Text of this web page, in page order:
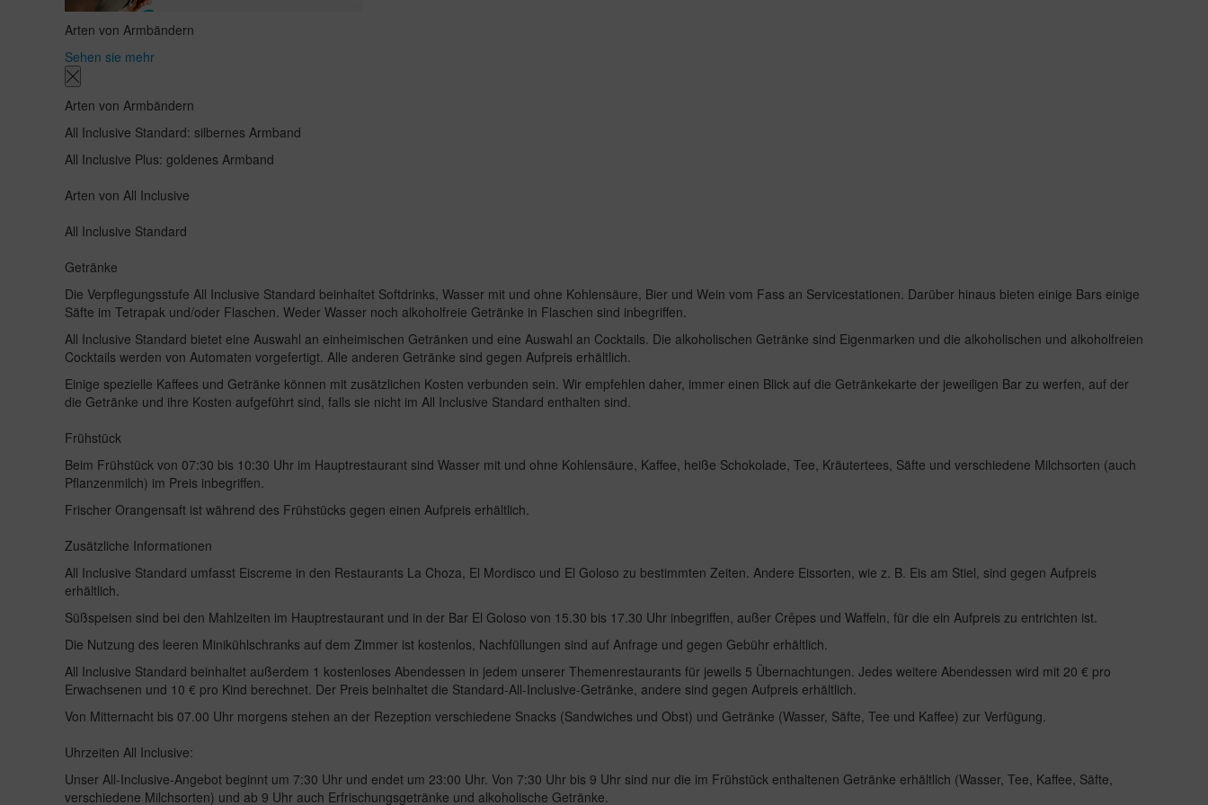
Arten von Armbändern
Sehen sie mehr
Arten von Armbändern
All Inclusive Standard: silbernes Armband
All Inclusive Plus: goldenes Armband
Arten von All Inclusive
All Inclusive Standard
Getränke
Die Verpflegungsstufe All Inclusive Standard beinhaltet Softdrinks, Wasser mit und ohne Kohlensäure, Bier und Wein vom Fass an Servicestationen. Darüber hinaus bieten einige Bars einige
Säfte im Tetrapak und/oder Flaschen. Weder Wasser noch alkoholfreie Getränke in Flaschen sind inbegriffen.
All Inclusive Standard bietet eine Auswahl an einheimischen Getränken und eine Auswahl an Cocktails. Die alkoholischen Getränke sind Eigenmarken und die alkoholischen und alkoholfreien
Cocktails werden von Automaten vorgefertigt. Alle anderen Getränke sind gegen Aufpreis erhältlich.
Einige spezielle Kaffees und Getränke können mit zusätzlichen Kosten verbunden sein. Wir empfehlen daher, immer einen Blick auf die Getränkekarte der jeweiligen Bar zu werfen, auf der
die Getränke und ihre Kosten aufgeführt sind, falls sie nicht im All Inclusive Standard enthalten sind.
Frühstück
Beim Frühstück von 07:30 bis 10:30 Uhr im Hauptrestaurant sind Wasser mit und ohne Kohlensäure, Kaffee, heiße Schokolade, Tee, Kräutertees, Säfte und verschiedene Milchsorten (auch
Pflanzenmilch) im Preis inbegriffen.
Frischer Orangensaft ist während des Frühstücks gegen einen Aufpreis erhältlich.
Zusätzliche Informationen
All Inclusive Standard umfasst Eiscreme in den Restaurants La Choza, El Mordisco und El Goloso zu bestimmten Zeiten. Andere Eissorten, wie z. B. Eis am Stiel, sind gegen Aufpreis
erhältlich.
Süßspeisen sind bei den Mahlzeiten im Hauptrestaurant und in der Bar El Goloso von 15.30 bis 17.30 Uhr inbegriffen, außer Crêpes und Waffeln, für die ein Aufpreis zu entrichten ist.
Die Nutzung des leeren Minikühlschranks auf dem Zimmer ist kostenlos, Nachfüllungen sind auf Anfrage und gegen Gebühr erhältlich.
All Inclusive Standard beinhaltet außerdem 1 kostenloses Abendessen in jedem unserer Themenrestaurants für jeweils 5 Übernachtungen. Jedes weitere Abendessen wird mit 20 € pro
Erwachsenen und 10 € pro Kind berechnet. Der Preis beinhaltet die Standard-All-Inclusive-Getränke, andere sind gegen Aufpreis erhältlich.
Von Mitternacht bis 07.00 Uhr morgens stehen an der Rezeption verschiedene Snacks (Sandwiches und Obst) und Getränke (Wasser, Säfte, Tee und Kaffee) zur Verfügung.
Uhrzeiten All Inclusive:
Unser All-Inclusive-Angebot beginnt um 7:30 Uhr und endet um 23:00 Uhr. Von 7:30 Uhr bis 9 Uhr sind nur die im Frühstück enthaltenen Getränke erhältlich (Wasser, Tee, Kaffee, Säfte,
verschiedene Milchsorten) und ab 9 Uhr auch Erfrischungsgetränke und alkoholische Getränke.